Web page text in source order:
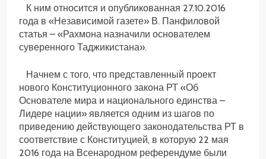
К ним относится и опубликованная 27.10.2016
года в «Независимой газете» В. Панфиловой
статья – «Рахмона назначили основателем
суверенного Таджикистана».
Начнем с того, что представленный проект
нового Конституционного закона РТ «Об
Основателе мира и национального единства –
Лидере нации» является одним из шагов по
приведению действующего законодательства РТ в
соответствие с Конституцией, в которую 22 мая
2016 года на Всенародном референдуме были